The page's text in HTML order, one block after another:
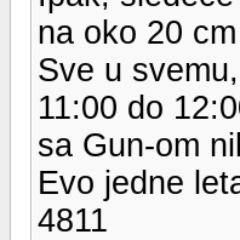
na oko 20
Sve u
11:00 do
sa Gun-om
Evo jedne
4811